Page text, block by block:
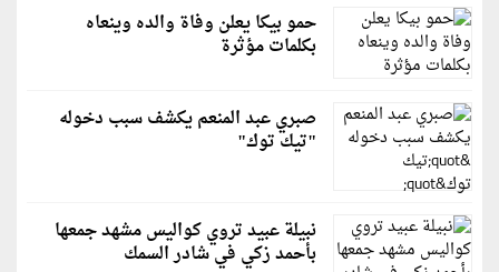
حمو بيكا يعلن وفاة والده وينعاه
بكلمات مؤثرة
صبري عبد المنعم يكشف سبب دخوله
"تيك توك"
نبيلة عبيد تروي كواليس مشهد جمعها
بأحمد زكي في شادر السمك